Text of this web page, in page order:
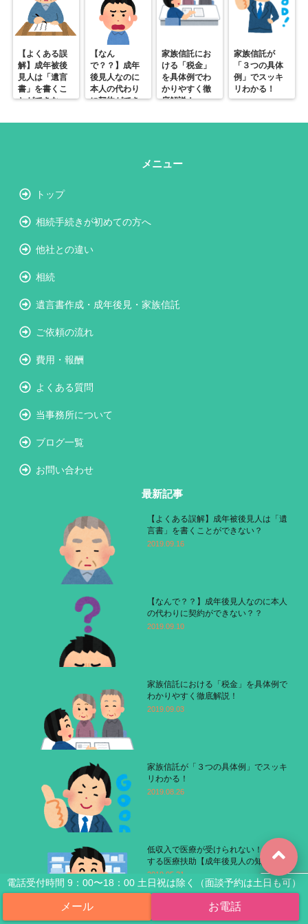
電話受付時間 9：00〜18：00 土日祝は除く（面談予約は土日も可）
【よくある誤
解】成年被後
見人は「遺言
書」を書くこ
とができな
【なん
で？？】成年
後見人なのに
本人の代わり
に契約ができ
家族信託にお
ける「税金」
を具体例でわ
かりやすく徹
底解説！
家族信託が
「３つの具体
例」でスッキ
リわかる！
メニュー
トップ
相続手続きが初めての方へ
他社との違い
相続
遺言書作成・成年後見・家族信託
ご依頼の流れ
費用・報酬
よくある質問
当事務所について
ブログ一覧
お問い合わせ
最新記事
【よくある誤解】成年被後見人は「遺
言書」を書くことができない？
2019.09.16
【なんで？？】成年後見人なのに本人
の代わりに契約ができない？？
2019.09.10
家族信託における「税金」を具体例で
わかりやすく徹底解説！
2019.09.03
家族信託が「３つの具体例」でスッキ
リわかる！
2019.08.26
低収入で医療が受けられない！を解決
する医療扶助【成年後見人の知恵袋】
2019.05.31